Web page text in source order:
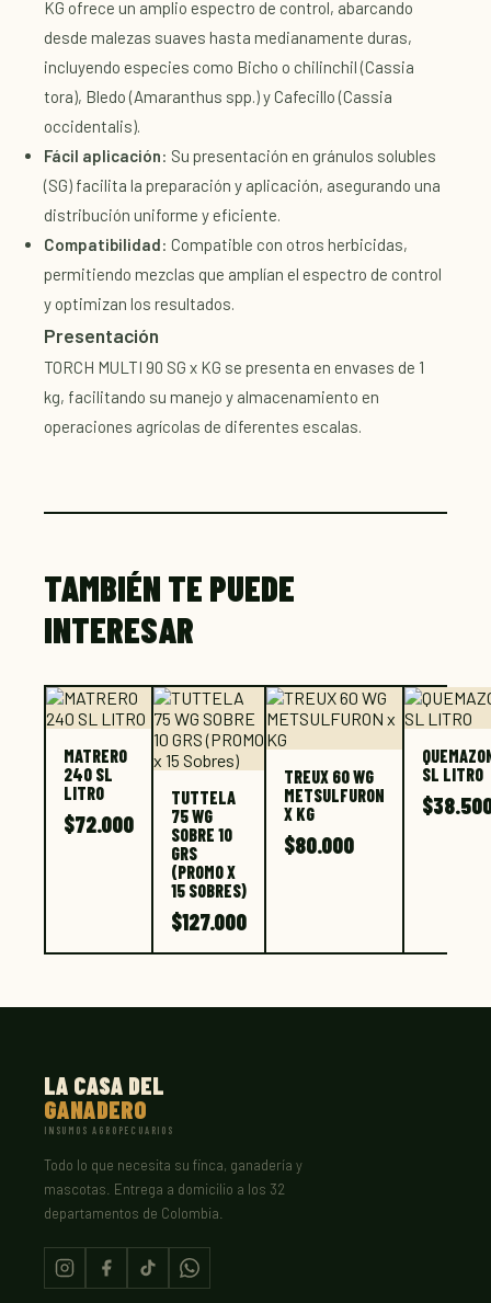
KG ofrece un amplio espectro de control, abarcando
desde malezas suaves hasta medianamente duras,
incluyendo especies como Bicho o chilinchil (Cassia
tora), Bledo (Amaranthus spp.) y Cafecillo (Cassia
occidentalis).
Fácil aplicación: Su presentación en gránulos solubles
(SG) facilita la preparación y aplicación, asegurando una
distribución uniforme y eficiente.
Compatibilidad: Compatible con otros herbicidas,
permitiendo mezclas que amplían el espectro de control
y optimizan los resultados.
Presentación
TORCH MULTI 90 SG x KG se presenta en envases de 1
kg, facilitando su manejo y almacenamiento en
operaciones agrícolas de diferentes escalas.
TAMBIÉN TE PUEDE
INTERESAR
MATRERO
240 SL
LITRO
$72.000
TUTTELA
75 WG
SOBRE 10
GRS
(PROMO X
15 SOBRES)
$127.000
TREUX 60 WG
METSULFURON
X KG
$80.000
SL LITRO
$
LA CASA DEL
GANADERO
INSUMOS AGROPECUARIOS
Todo lo que necesita su finca, ganadería y
mascotas. Entrega a domicilio a los 32
departamentos de Colombia.